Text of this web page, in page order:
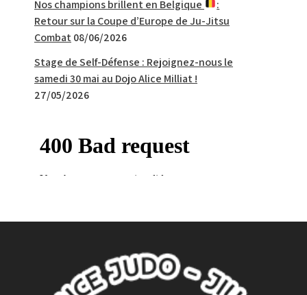
Nos champions brillent en Belgique
:
Retour sur la Coupe d’Europe de Ju-Jitsu
Combat 08/06/2026
Stage de Self-Défense : Rejoignez-nous le
samedi 30 mai au Dojo Alice Milliat !
27/05/2026